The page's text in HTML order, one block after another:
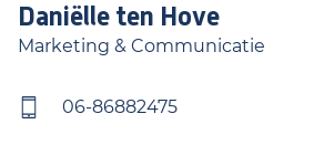
Daniëlle ten Hove
Marketing & Communicatie
06-86882475